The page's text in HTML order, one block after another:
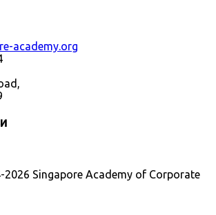
academy.org
Singapore Academy of Corporate